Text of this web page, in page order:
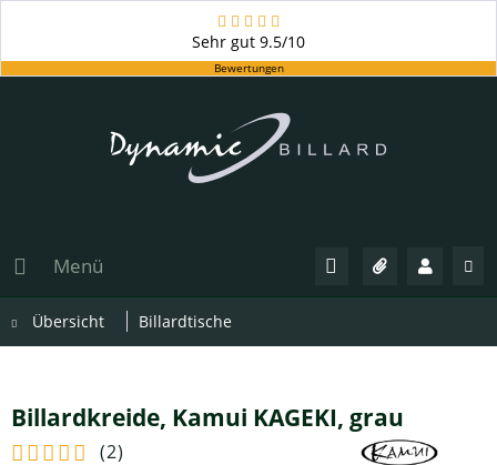
Sehr gut 9.5/10
Bewertungen
Menü
Übersicht Billardtische
Billardkreide, Kamui KAGEKI, grau
(2)